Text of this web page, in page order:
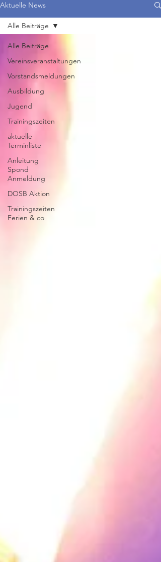
Aktuelle News
Alle Beiträge
Vereinsveranstaltungen
Vorstandsmeldungen
Ausbildung
Jugend
Trainingszeiten
aktuelle
Terminliste
Anleitung
Spond
Anmeldung
DOSB Aktion
Trainingszeiten
Ferien & co
Alle Beiträge